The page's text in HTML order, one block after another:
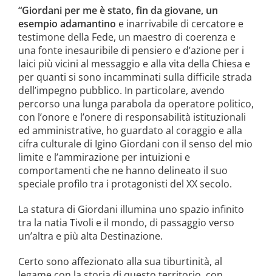
“Giordani per me è stato, fin da giovane, un
esempio adamantino e inarrivabile di cercatore e
testimone della Fede, un maestro di coerenza e
una fonte inesauribile di pensiero e d’azione per i
laici più vicini al messaggio e alla vita della Chiesa e
per quanti si sono incamminati sulla difficile strada
dell’impegno pubblico. In particolare, avendo
percorso una lunga parabola da operatore politico,
con l’onore e l’onere di responsabilità istituzionali
ed amministrative, ho guardato al coraggio e alla
cifra culturale di Igino Giordani con il senso del mio
limite e l’ammirazione per intuizioni e
comportamenti che ne hanno delineato il suo
speciale profilo tra i protagonisti del XX secolo.
La statura di Giordani illumina uno spazio infinito
tra la natia Tivoli e il mondo, di passaggio verso
un’altra e più alta Destinazione.
Certo sono affezionato alla sua tiburtinità, al